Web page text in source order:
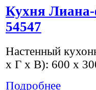
Кухня
54547
Настенный
х Г х В): 600 x
Подробнее